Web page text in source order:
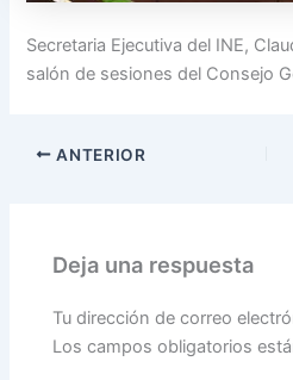
Secretaria Ejecutiva del INE,
salón de sesiones del Consejo
ANTERIOR
Deja una respuesta
Tu dirección de correo
Los campos obligatorios